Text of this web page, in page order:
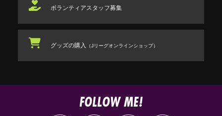
ボランティアスタッフ募集
グッズの購入 （Jリーグオンラインショップ）
FOLLOW ME!